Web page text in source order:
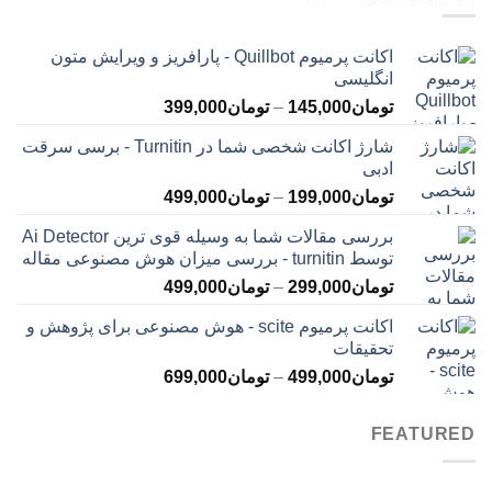
اکانت پرمیوم Quillbot - پارافریز و ویرایش متون
انگلیسی
تومان145,000
– تومان399,000محدوده
تومان145,000
تومان399,000
شارژ اکانت شخصی شما در Turnitin - برسی سرقت
ادبی
تومان199,000
– تومان499,000محدوده
تومان199,000
تا
تومان499,000
بررسی مقالات شما به وسیله قوی ترین Ai Detector
توسط turnitin - بررسی میزان هوش مصنوعی مقاله
تومان299,000
– تومان499,000محدوده
تومان299,000
تومان499,000
اکانت پرمیوم scite - هوش مصنوعی برای پژوهش و
تحقیقات
تومان499,000
– تومان699,000محدوده
FEATURED